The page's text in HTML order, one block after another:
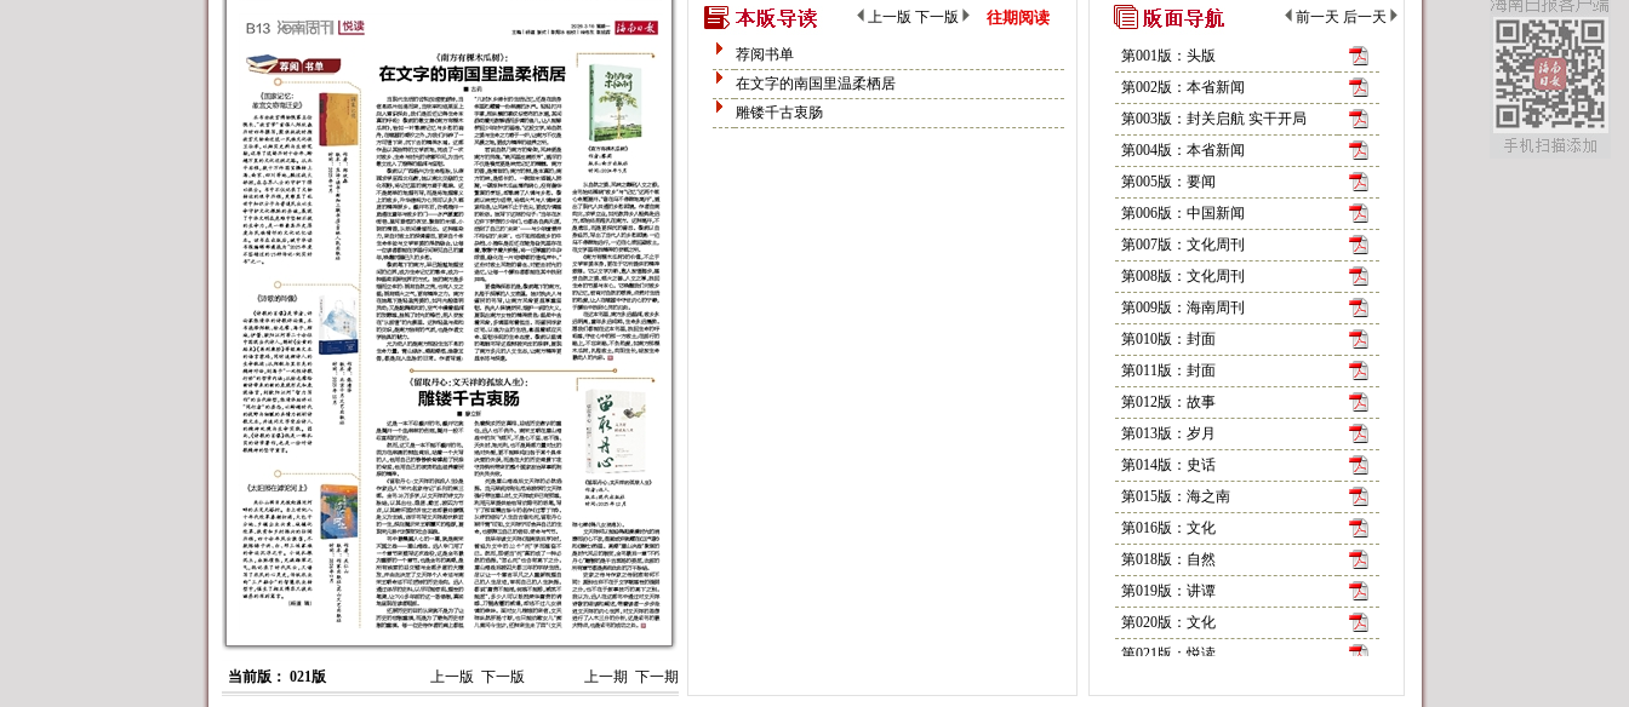
当前版： 021版 上一版 下一版 上一期 下一期
上一版 下一版 往期阅读
荐阅书单
在文字的南国里温柔栖居
雕镂千古衷肠
前一天 后一天
第001版：头版
第002版：本省新闻
第003版：封关启航 实干开局
第004版：本省新闻
第005版：要闻
第006版：中国新闻
第007版：文化周刊
第008版：文化周刊
第009版：海南周刊
第010版：封面
第011版：封面
第012版：故事
第013版：岁月
第014版：史话
第015版：海之南
第016版：文化
第018版：自然
第019版：讲谭
第020版：文化
第021版：悦读